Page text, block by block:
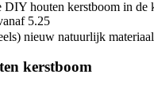
nieuw natuurlijk materiaal
kerstboom